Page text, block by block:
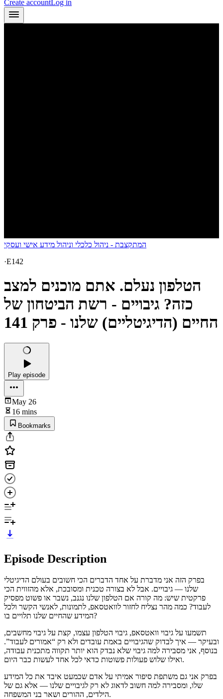
Create accountLog in
המתקצבת - ניהול כלכלי וניהול מידע אישי ועסקי
·E142
הטלפון נעלם. אתם מוכנים למצב
כזה? גיבויים - רשת הביטחון של
החיים (הדיגיטליים) שלנו - פרק 141
Play episode
May 26
16 mins
Bookmarks
Episode Description
בפרק הזה אני מדברת על אחד הדברים הכי חשובים בעולם הדיגיטלי
שלנו — גיבויים. אבל לא בצורה טכנית ומסובכת, אלא מהזווית הכי
פרקטית שיש: מה קורה אם הטלפון שלנו נגנב, נשבר או פשוט מפסיק
לעבוד? כמה מהר נצליח לחזור לוואטסאפ, לתמונות, לאנשי הקשר ולכל
המידע שהחיים שלנו תלויים בו?
תשמעו על גיבוי וואטסאפ, גיבוי הטלפון עצמו, קצת על גיבוי מחשבים,
ובעיקר — איך לבדוק שהגיבויים באמת עובדים ולא רק “אמורים לעבוד”.
בנוסף, אני מסבירה למה גיבוי שלא נבדק הוא יותר תקווה מתכנית עבודה,
ואילו שלוש פעולות פשוטות כדאי לכל אחד לעשות כבר היום.
בפרק אני גם משתפת סיפור אמיתי על אדם שכמעט איבד את כל המידע
שלו, ומסבירה למה חשוב לדאוג לא רק לגיבויים שלנו — אלא גם של
הילדים, ההורים ושאר בני המשפחה.